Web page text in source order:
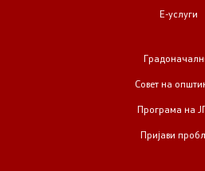
Е-услуги
Совет на
Програма на
Пријави